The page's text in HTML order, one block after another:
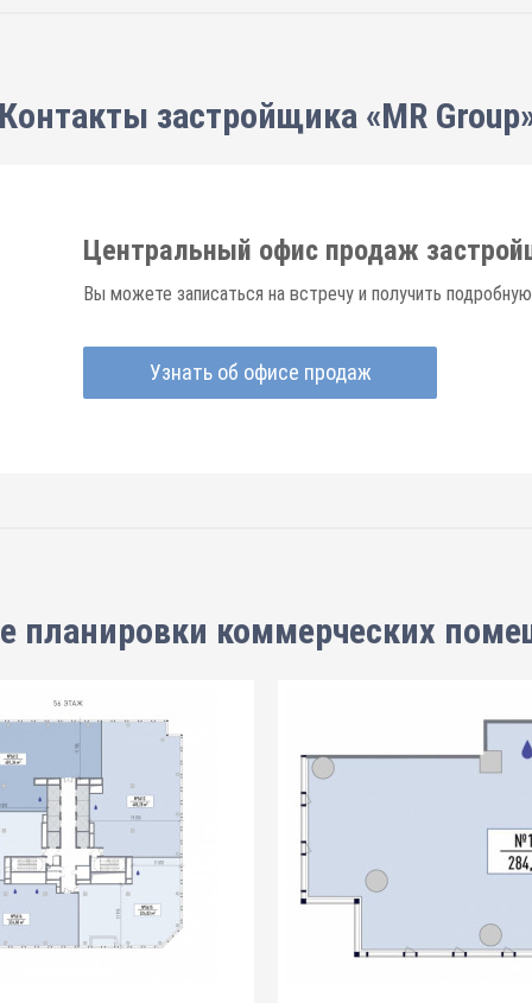
застройщика «MR
Центральный офис продаж
Вы можете записаться на встречу и получить
Узнать об офисе продаж
планировки коммерческих